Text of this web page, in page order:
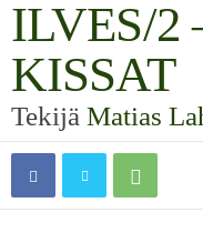
ILVES/2
KISSAT
Tekijä Matias